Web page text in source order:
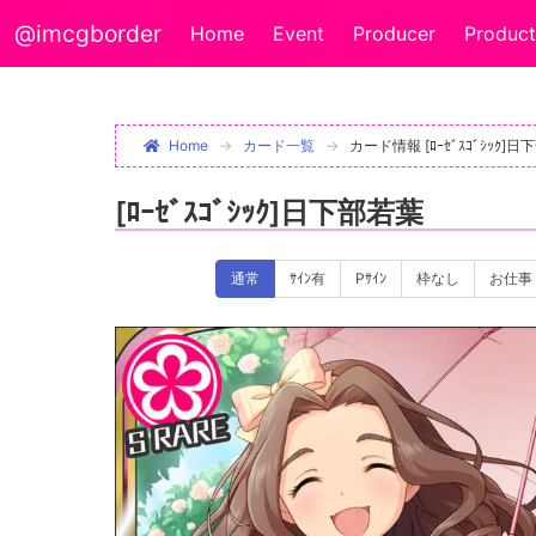
@imcgborder Home Event Producer
Home カード一覧 カード情報 [ﾛｰｾﾞｽｺﾞｼｯｸ]日
[ﾛｰｾﾞｽｺﾞｼｯｸ]日下部若葉
通常 ｻｲﾝ有 Pｻｲﾝ 枠なし お仕事